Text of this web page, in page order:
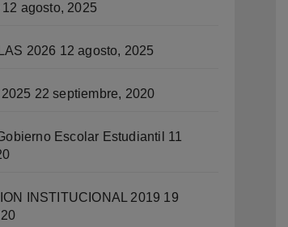
12 agosto, 2025
2026 12 agosto, 2025
22 septiembre, 2020
Escolar Estudiantil
11
INSTITUCIONAL 2019 19